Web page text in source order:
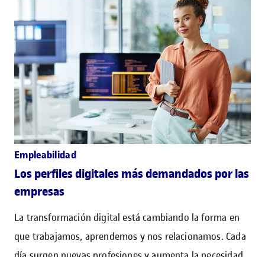
Empleabilidad
Los perfiles digitales más demandados por las
empresas
La transformación digital está cambiando la forma en
que trabajamos, aprendemos y nos relacionamos. Cada